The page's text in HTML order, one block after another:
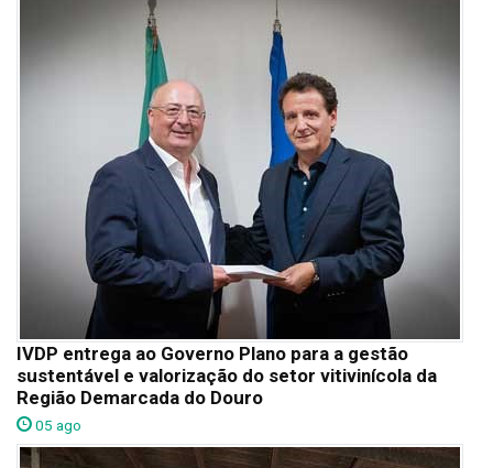
IVDP entrega ao Governo Plano para a gestão
sustentável e valorização do setor vitivinícola da
Região Demarcada do Douro
05 ago